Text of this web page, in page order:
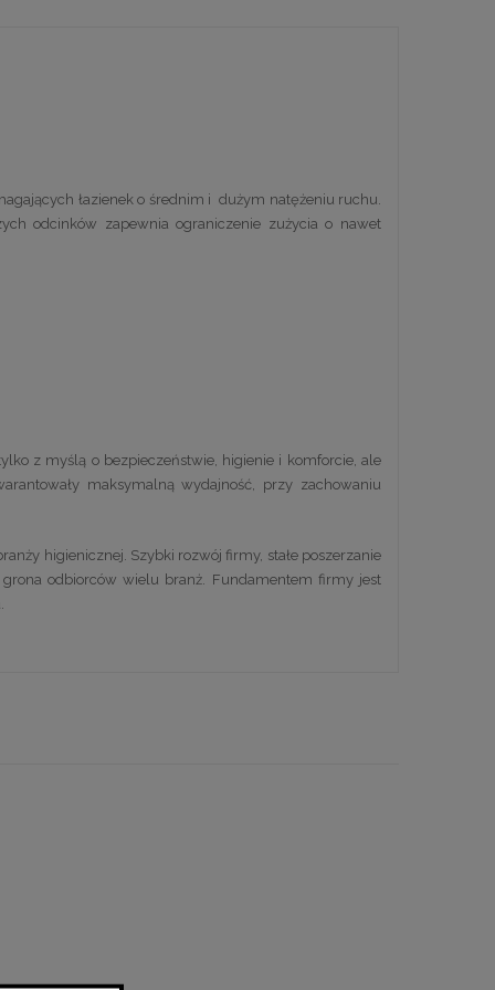
łazienek o średnim i dużym natężeniu ruchu.
odcinków zapewnia ograniczenie zużycia o nawet
z myślą o bezpieczeństwie, higienie i komforcie, ale
maksymalną wydajność, przy zachowaniu
higienicznej. Szybki rozwój firmy, stałe poszerzanie
odbiorców wielu branż. Fundamentem firmy jest